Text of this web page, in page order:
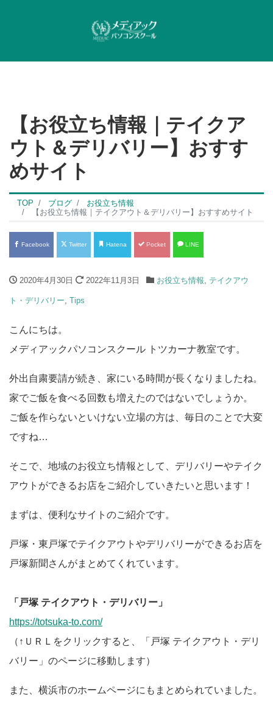
【お役立ち情報｜テイクア
ウト＆デリバリー】おすす
めサイト
TOP ブログ
お役立ち情報
【お役立ち情報｜テイクアウト＆デリバリー】おすすめサイト
Facebook Twitter Hatena Pocket LINE
2020年4月30日 2022年11月3日 お役立ち情報, テイクアウ
ト・デリバリー, Tips
こんにちは。
メディアックパソコンスクール トツカーナ教室です。
外出自粛要請が続き、家にいる時間が長くなりましたね。
家でご飯を食べる回数も増えたのではないでしょうか。
ご飯を作らないといけない立場の方は、毎日のことで大変
ですね…
そこで、地域のお役立ち情報として、デリバリーやテイク
アウトができるお店をご紹介していきたいと思います！
まずは、便利なサイトのご紹介です。
戸塚・東戸塚でテイクアウトやデリバリーができるお店を
戸塚新聞さんがまとめてくれています。
「戸塚 テイクアウト・デリバリー」
https://totsuka-to.com/
（↑ＵＲＬをクリックすると、「戸塚 テイクアウト・デリ
バリー」のページに移動します）
また、横浜市のホームページにもまとめられていました。